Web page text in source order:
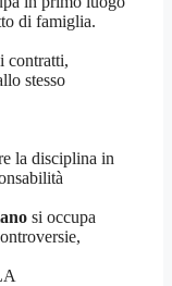
di famiglia.
contratti,
stesso
la disciplina in
si occupa